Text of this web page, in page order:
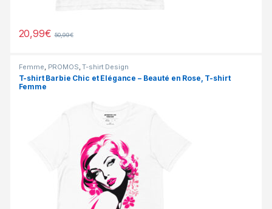
20,99€ 50,99€
Femme, PROMOS,T-shirt Design
T-shirt Barbie Chic et Élégance – Beauté en Rose, T-shirt
Femme